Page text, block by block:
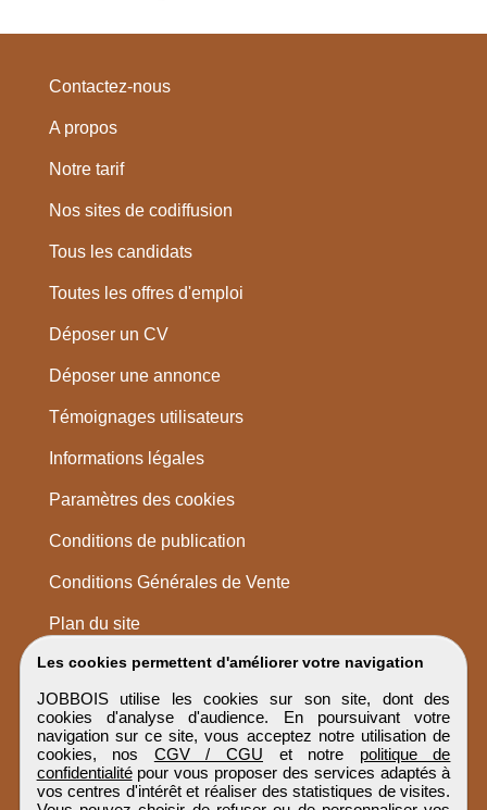
Les cookies permettent d'améliorer votre navigation
JOBBOIS utilise les cookies sur son site, dont des
cookies d'analyse d'audience. En poursuivant votre
navigation sur ce site, vous acceptez notre utilisation de
cookies, nos CGV / CGU et notre politique de
confidentialitépour vous proposer des services adaptés à
vos centres d'intérêt et réaliser des statistiques de visites.
Contactez-nous
A propos
Notre tarif
Nos sites de codiffusion
Tous les candidats
Toutes les offres d'emploi
Déposer un CV
Déposer une annonce
Témoignages utilisateurs
Informations légales
Paramètres des cookies
Conditions de publication
Conditions Générales de Vente
Plan du site